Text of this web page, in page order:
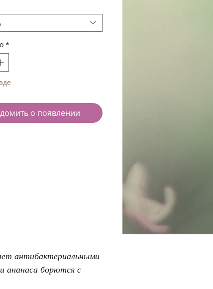
*
о появлении
антибактериальными
ананаса борются с